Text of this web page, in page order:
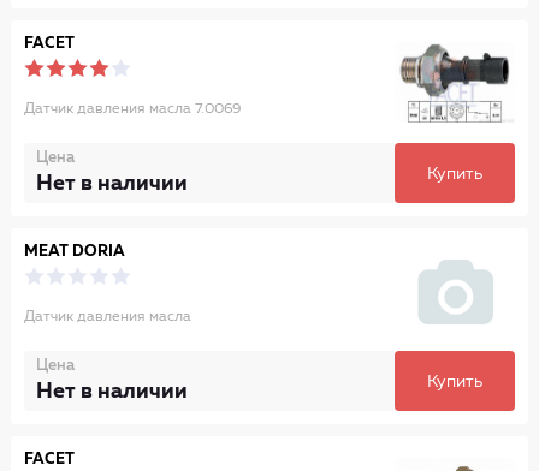
FACET
Датчик давления масла 7.0069
Цена
Нет в наличии Купить
MEAT DORIA
Датчик давления масла
Цена
Нет в наличии Купить
FACET